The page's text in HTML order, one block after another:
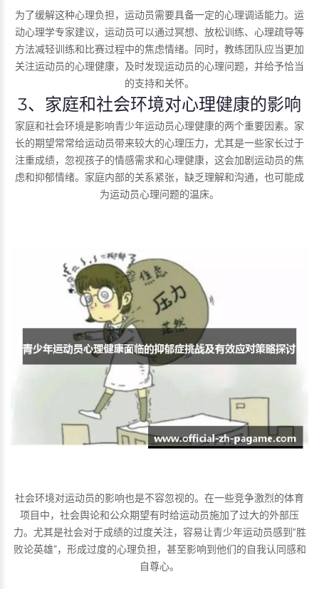
为了缓解这种心理负担，运动员需要具备一定的心理调适能力。运
动心理学专家建议，运动员可以通过冥想、放松训练、心理疏导等
方法减轻训练和比赛过程中的焦虑情绪。同时，教练团队应当更加
关注运动员的心理健康，及时发现运动员的心理问题，并给予恰当
的支持和关怀。
3、家庭和社会环境对心理健康的影响
家庭和社会环境是影响青少年运动员心理健康的两个重要因素。家
长的期望常常给运动员带来较大的心理压力，尤其是一些家长过于
注重成绩，忽视孩子的情感需求和心理健康，这会加剧运动员的焦
虑和抑郁情绪。家庭内部的关系紧张，缺乏理解和沟通，也可能成
为运动员心理问题的温床。
社会环境对运动员的影响也是不容忽视的。在一些竞争激烈的体育
项目中，社会舆论和公众期望有时给运动员施加了过大的外部压
力。尤其是社会对于成绩的过度关注，容易让青少年运动员感到“胜
败论英雄”，形成过度的心理负担，甚至影响到他们的自我认同感和
自尊心。